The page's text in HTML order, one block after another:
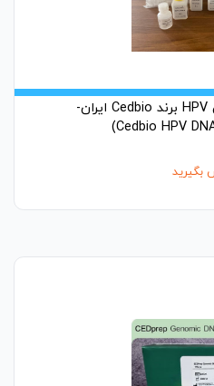
کیت استخراج DNA ویروس HPV برند Cedbio ایران-
Cedbio HPV
بگیرید